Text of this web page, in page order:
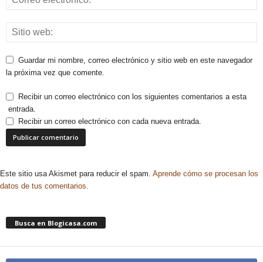
Guardar mi nombre, correo electrónico y sitio web en este navegador
la próxima vez que comente.
Recibir un correo electrónico con los siguientes comentarios a esta
entrada.
Recibir un correo electrónico con cada nueva entrada.
Este sitio usa Akismet para reducir el spam. Aprende cómo se procesan los
datos de tus comentarios.
Busca en Blogicasa.com